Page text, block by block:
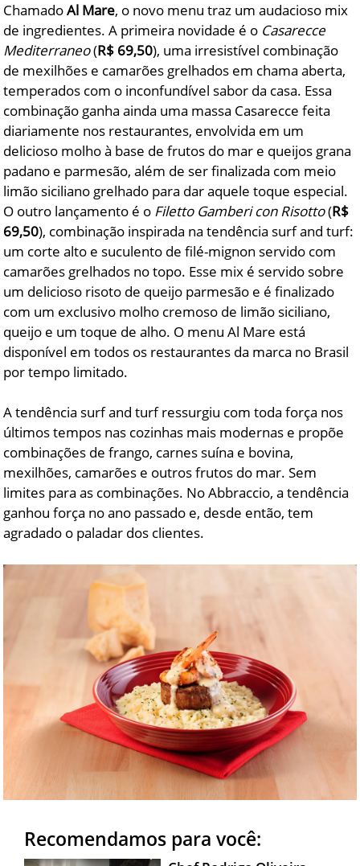
ChamadoAl Mare, o novo menu traz um audacioso mix
de ingredientes. A primeira novidade é o Casarecce
Mediterraneo(R$ 69,50), uma irresistível combinação
de mexilhões e camarões grelhados em chama aberta,
temperados com o inconfundível sabor da casa. Essa
combinação ganha ainda uma massa Casarecce feita
diariamente nos restaurantes, envolvida em um
delicioso molho à base de frutos do mar e queijos grana
padano e parmesão, além de ser finalizada com meio
limão siciliano grelhado para dar aquele toque especial.
O outro lançamento é o Filetto Gamberi con Risotto(R$
69,50), combinação inspirada na tendência surf and turf:
um corte alto e suculento de filé-mignon servido com
camarões grelhados no topo. Esse mix é servido sobre
um delicioso risoto de queijo parmesão e é finalizado
com um exclusivo molho cremoso de limão siciliano,
queijo e um toque de alho. O menu Al Mare está
disponível em todos os restaurantes da marca no Brasil
por tempo limitado.
A tendência surf and turf ressurgiu com toda força nos
últimos tempos nas cozinhas mais modernas e propõe
combinações de frango, carnes suína e bovina,
mexilhões, camarões e outros frutos do mar. Sem
limites para as combinações. No Abbraccio, a tendência
ganhou força no ano passado e, desde então, tem
agradado o paladar dos clientes.
Recomendamos para você: